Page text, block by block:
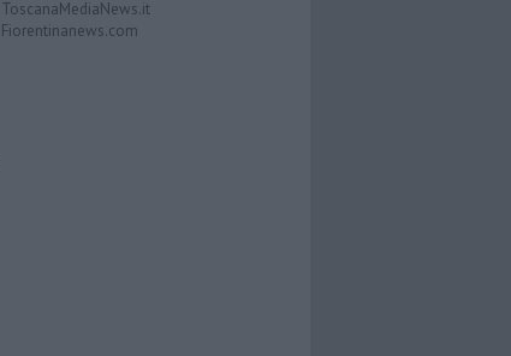
ToscanaMediaNews.it
Fiorentinanews.com